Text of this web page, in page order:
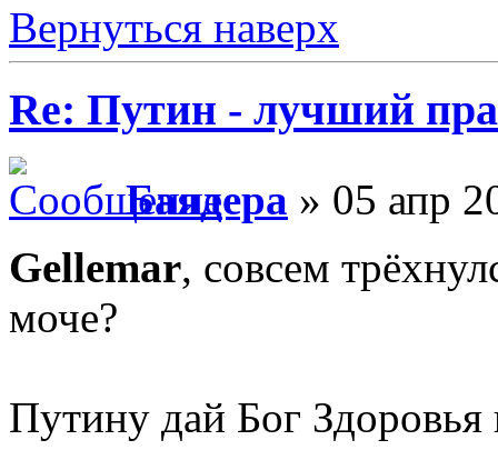
Вернуться наверх
Re: Путин - лучший
Баядера » 05 апр
Gellemar, совсем
моче?
Путину дай Бог